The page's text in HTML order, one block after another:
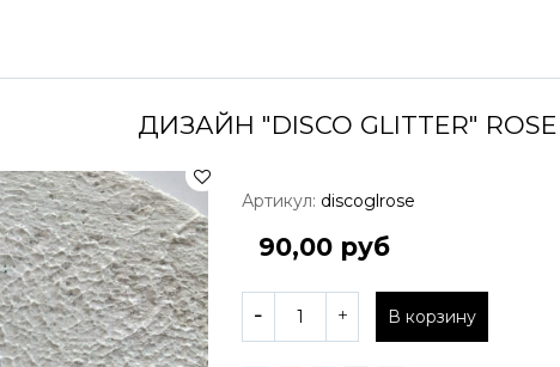
ДИЗАЙН "DISCO GLITTER" ROSE
Артикул: discoglrose
90,00 руб
В корзину